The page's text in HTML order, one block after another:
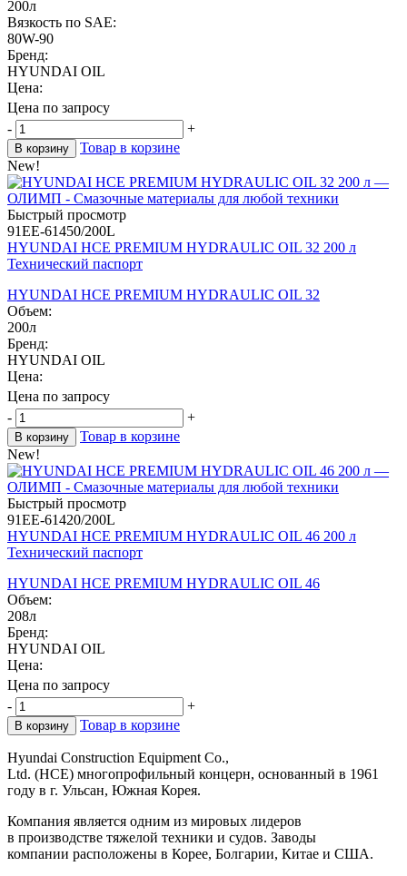
200л
Вязкость по SAE:
80W-90
Бренд:
HYUNDAI OIL
Цена:
Цена по запросу
-
+
В корзину
Товар в корзине
New!
Быстрый просмотр
91EE-61450/200L
HYUNDAI HCE PREMIUM HYDRAULIC OIL 32 200 л
Технический паспорт
HYUNDAI HCE PREMIUM HYDRAULIC OIL 32
Объем:
200л
Бренд:
HYUNDAI OIL
Цена:
Цена по запросу
-
+
В корзину
Товар в корзине
New!
Быстрый просмотр
91EE-61420/200L
HYUNDAI HCE PREMIUM HYDRAULIC OIL 46 200 л
Технический паспорт
HYUNDAI HCE PREMIUM HYDRAULIC OIL 46
Объем:
208л
Бренд:
HYUNDAI OIL
Цена:
Цена по запросу
-
+
В корзину Товар в корзине
Hyundai Construction Equipment Co.,
Ltd. (HCE) многопрофильный концерн, основанный в 1961
году в г. Ульсан, Южная Корея.
Компания является одним из мировых лидеров
в производстве тяжелой техники и судов. Заводы
компании расположены в Корее, Болгарии, Китае и США.